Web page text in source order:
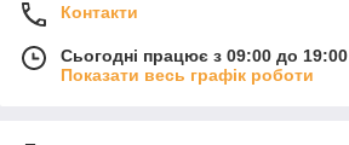
Контакти
Сьогодні працює з 09:00 до 19:00
Показати весь графік роботи